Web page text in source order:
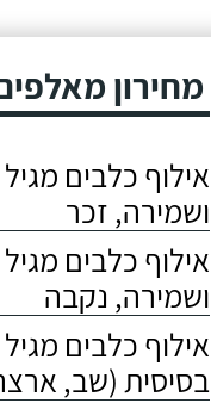
מחירון
אילוף כלבים
ושמירה, זכר
אילוף כלבים
ושמירה, נקבה
אילוף כלבים
בסיסית (שב,